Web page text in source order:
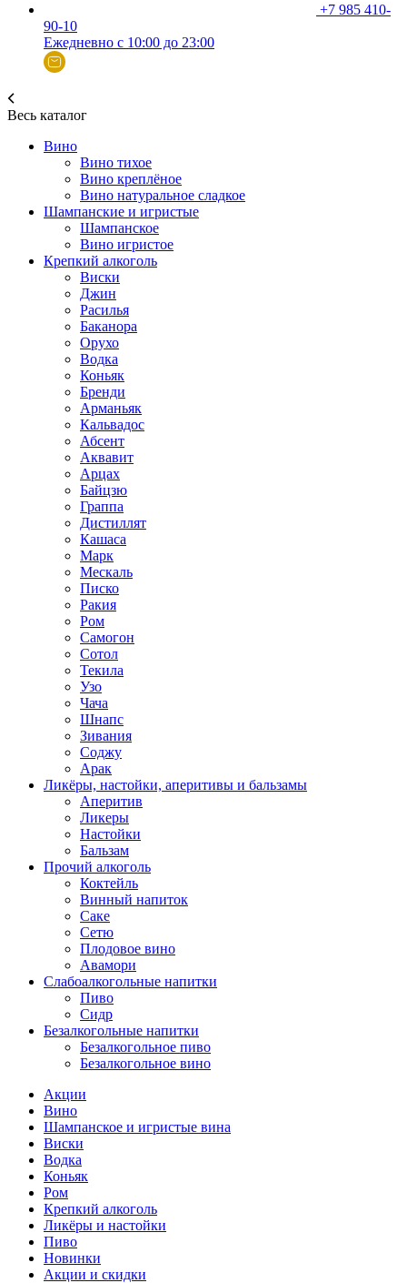
+7 985 410-
90-10
Ежедневно с 10:00 до 23:00
Весь каталог
Вино
Вино тихое
Вино креплёное
Вино натуральное сладкое
Шампанские и игристые
Шампанское
Вино игристое
Крепкий алкоголь
Виски
Джин
Расилья
Баканора
Орухо
Водка
Коньяк
Бренди
Арманьяк
Кальвадос
Абсент
Аквавит
Арцах
Байцзю
Граппа
Дистиллят
Кашаса
Марк
Мескаль
Писко
Ракия
Ром
Самогон
Сотол
Текила
Узо
Чача
Шнапс
Зивания
Соджу
Арак
Ликёры, настойки, аперитивы и бальзамы
Аперитив
Ликеры
Настойки
Бальзам
Прочий алкоголь
Коктейль
Винный напиток
Саке
Сетю
Плодовое вино
Авамори
Слабоалкогольные напитки
Пиво
Сидр
Безалкогольные напитки
Безалкогольное пиво
Безалкогольное вино
Акции
Вино
Шампанское и игристые вина
Виски
Водка
Коньяк
Ром
Крепкий алкоголь
Ликёры и настойки
Пиво
Новинки
Акции и скидки